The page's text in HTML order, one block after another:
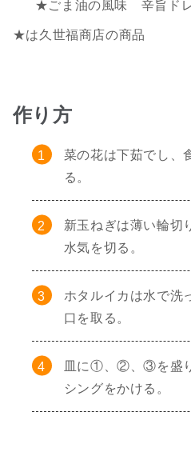
★ごま油の風味 辛旨ド
★は久世福商店の商品
作り方
菜の花は下茹でし、
る。
新玉ねぎは薄い輪切
水気を切る。
ホタルイカは水で洗
口を取る。
皿に①、②、③を盛
シングをかける。